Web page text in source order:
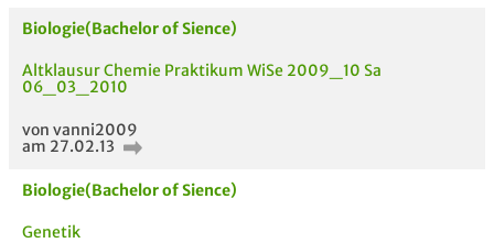
AUCH IM MODUL
Biologie(Bachelor of Sience)
Altklausur Chemie Praktikum WiSe 2009_10 Sa
06_03_2010
von vanni2009
am 27.02.13
Biologie(Bachelor of Sience)
Genetik